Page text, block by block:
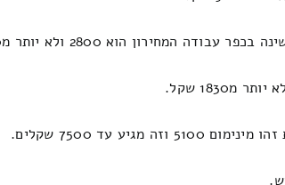
הוא 2800 ולא יותר מ1340 ש"ח.
עד 7500 שקלים.